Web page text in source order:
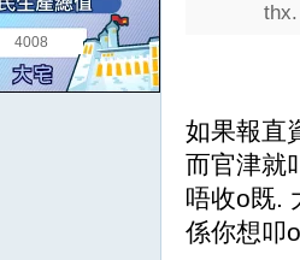
4008
如果報直
而官津就
唔收o既.
係你想叩